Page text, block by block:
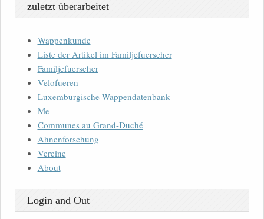
zuletzt überarbeitet
Wappenkunde
Liste der Artikel im Familjefuerscher
Familjefuerscher
Velofueren
Luxemburgische Wappendatenbank
Me
Communes au Grand-Duché
Ahnenforschung
Vereine
About
Login and Out